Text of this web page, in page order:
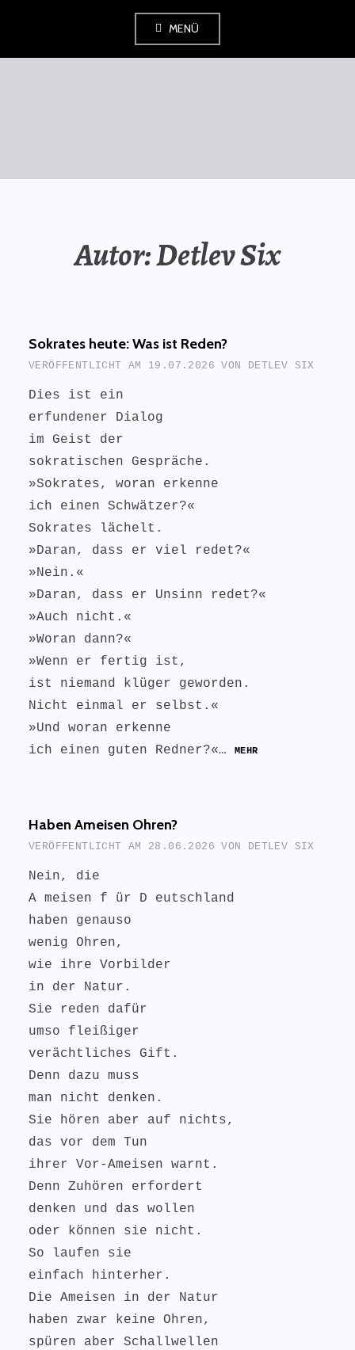
springen
MENÜ
Autor:Detlev Six
Sokrates heute: Was ist Reden?
VERÖFFENTLICHT AM 19.07.2026 VON DETLEV SIX
Dies ist ein
erfundener Dialog
im Geist der
sokratischen Gespräche.
»Sokrates, woran erkenne
ich einen Schwätzer?«
Sokrates lächelt.
»Daran, dass er viel redet?«
»Nein.«
»Daran, dass er Unsinn redet?«
»Auch nicht.«
»Woran dann?«
»Wenn er fertig ist,
ist niemand klüger geworden.
Nicht einmal er selbst.«
»Und woran erkenne
ich einen guten Redner?«…
MEHR
Haben Ameisen Ohren?
VERÖFFENTLICHT AM 28.06.2026 VON DETLEV SIX
Nein, die
A meisen f ür D eutschland
haben genauso
wenig Ohren,
wie ihre Vorbilder
in der Natur.
Sie reden dafür
umso fleißiger
verächtliches Gift.
Denn dazu muss
man nicht denken.
Sie hören aber auf nichts,
das vor dem Tun
ihrer Vor-Ameisen warnt.
Denn Zuhören erfordert
denken und das wollen
oder können sie nicht.
So laufen sie
einfach hinterher.
Die Ameisen in der Natur
haben zwar keine Ohren,
spüren aber Schallwellen